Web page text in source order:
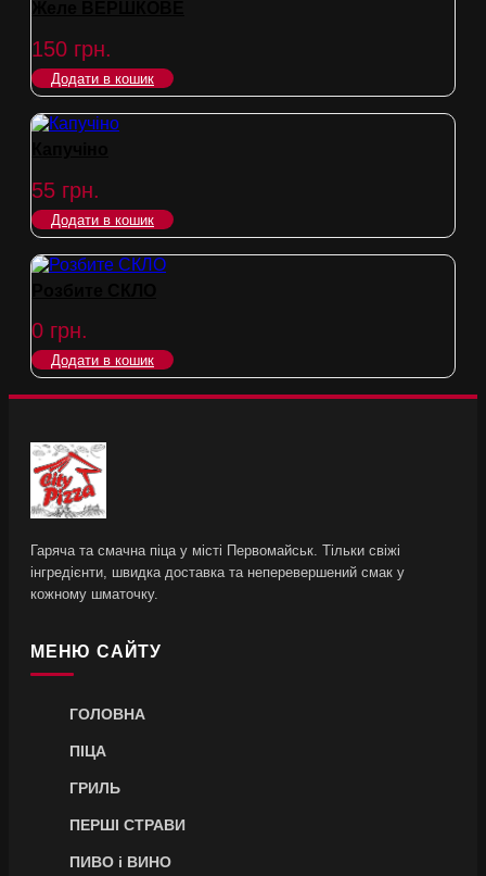
150 грн.
Додати в кошик
55 грн.
Додати в кошик
0 грн.
Додати в кошик
Гаряча та смачна піца у місті Первомайськ. Тільки свіжі
інгредієнти, швидка доставка та неперевершений смак у
кожному шматочку.
МЕНЮ САЙТУ
ГОЛОВНА
ПІЦА
ГРИЛЬ
ПЕРШІ СТРАВИ
ПИВО і ВИНО